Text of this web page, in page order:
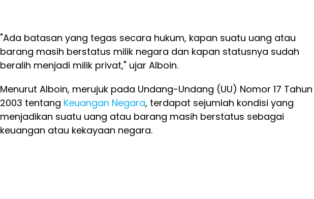
"Ada batasan yang tegas secara hukum, kapan suatu uang atau
barang masih berstatus milik negara dan kapan statusnya sudah
beralih menjadi milik privat," ujar Alboin.
Menurut Alboin, merujuk pada Undang-Undang (UU) Nomor 17 Tahun
2003 tentang Keuangan Negara, terdapat sejumlah kondisi yang
menjadikan suatu uang atau barang masih berstatus sebagai
keuangan atau kekayaan negara.